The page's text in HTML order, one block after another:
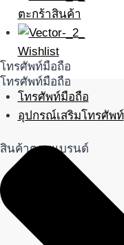
โทรศัพท์มือถือ
โทรศัพท์มือถือ
โทรศัพท์มือถือ
อุปกรณ์เสริมโทรศัพท์
สินค้าตามแบรนด์
ตะกร้าสินค้า
Wishlist